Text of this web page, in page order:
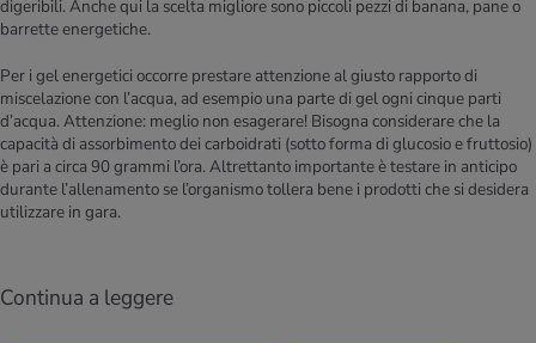
digeribili. Anche qui la scelta migliore sono piccoli pezzi di banana, pane o
barrette energetiche.
Per i gel energetici occorre prestare attenzione al giusto rapporto di
miscelazione con l’acqua, ad esempio una parte di gel ogni cinque parti
d’acqua. Attenzione: meglio non esagerare! Bisogna considerare che la
capacità di assorbimento dei carboidrati (sotto forma di glucosio e fruttosio)
è pari a circa 90 grammi l’ora. Altrettanto importante è testare in anticipo
durante l’allenamento se l’organismo tollera bene i prodotti che si desidera
utilizzare in gara.
Continua a leggere